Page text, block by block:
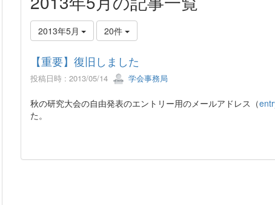
2013年5月 20件
【重要】復旧しました
投稿日時 : 2013/05/14 学会事務局
秋の研究大会の自由発表のエントリー用のメールアドレス（
た。